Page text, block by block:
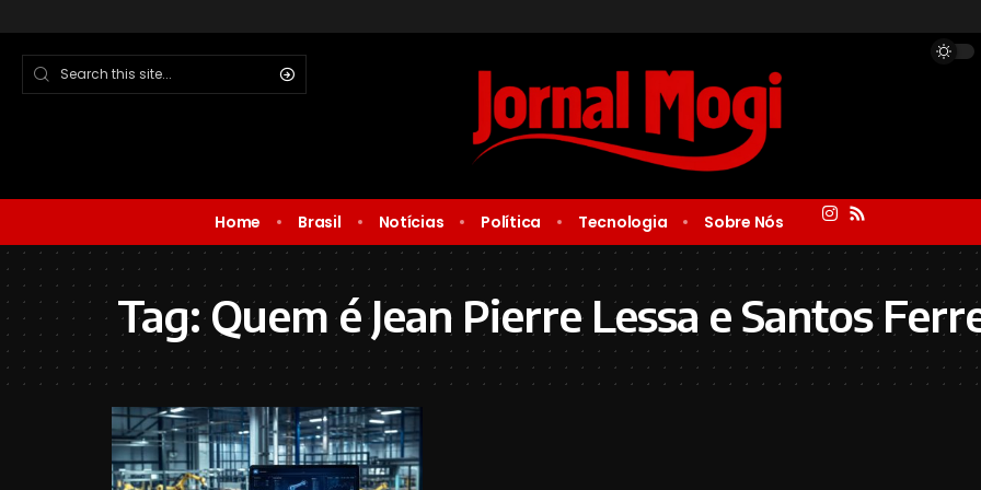
Home Brasil Notícias Política Tecnologia Sobre Nós
Tag:Quem é Jean Pierre Lessa e Santos